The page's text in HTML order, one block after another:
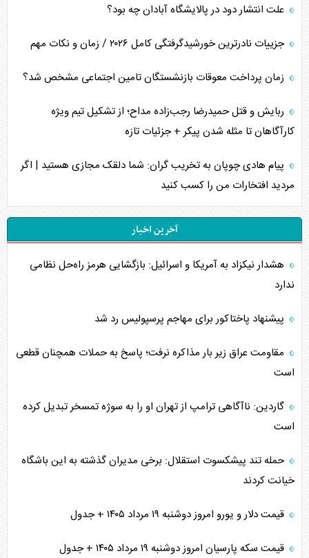
علت انتشار دود در پالایشگاه آبادان چه بود؟
جزییات نادرترین خورشیدگرفتگی کامل ۲۰۲۶ / زمان و نکات مهم
زمان پرداخت معوقات بازنشستگان تامین اجتماعی مشخص شد؟
ربایش و قتل حمیدرضا رجب‌زاده مداح؛ از تشکیل تیم ویژه
کارآگاهان تا مثله شدن پیکر + جزئیات تازه
پیام هادی چوپان به تخریب گران: شما دلقک مجازی هستید | اگر
مردید افتخارات من را کسب کنید
آخرین اخبار
هشدار نیکزاد به آمریکا و اسرائیل: بازگشایی هرمز راه‌حل نظامی
ندارد
پیشنهاد پاختاکور برای مهاجم پرسپولیس رد شد
مقاومت عراق زیر بار مذاکره نرفت؛ پاسخ به حملات همچنان قطعی
است
گاردین: ناآگاهی ترامپ از تهران او را به سوژه تمسخر تبدیل کرده
است
حمله تند پیشکسوت استقلال: برخی مدیران گذشته به این باشگاه
خیانت کردند
قیمت دلار و یورو امروز دوشنبه ۱۹ مرداد ۱۴۰۵ + جدول
قیمت سکه پارسیان امروز دوشنبه ۱۹ مرداد ۱۴۰۵ + جدول